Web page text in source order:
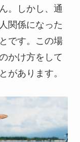
。しかし、通
関係になった
です。この場
かけ方をして
があります。